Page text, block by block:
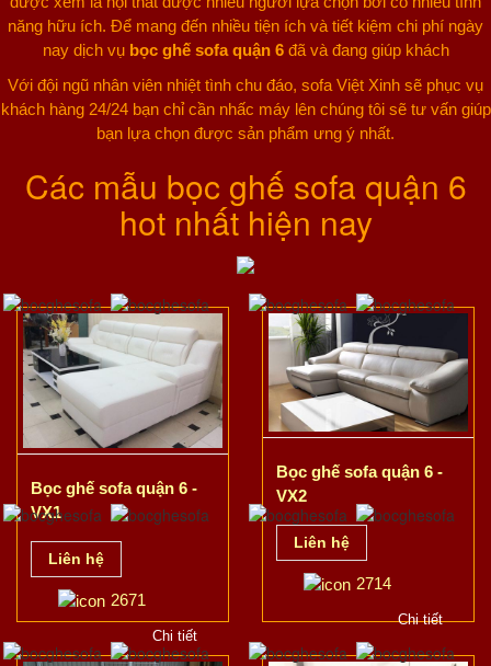
năng hữu ích. Để mang đến nhiều tiện ích và tiết kiệm chi phí ngày
nay dịch vụ bọc ghế sofa quận 6đã và đang giúp khách
Với đội ngũ nhân viên nhiệt tình chu đáo, sofa Việt Xinh sẽ phục vụ
khách hàng 24/24 bạn chỉ cần nhấc máy lên chúng tôi sẽ tư vấn giúp
bạn lựa chọn được sản phẩm ưng ý nhất.
Các mẫu bọc ghế sofa quận 6
hot nhất hiện nay
Bọc ghế sofa quận 6 -
VX1
Liên hệ
2671
Chi tiết
Bọc ghế sofa quận 6 -
VX2
Liên hệ
2714
Chi tiết